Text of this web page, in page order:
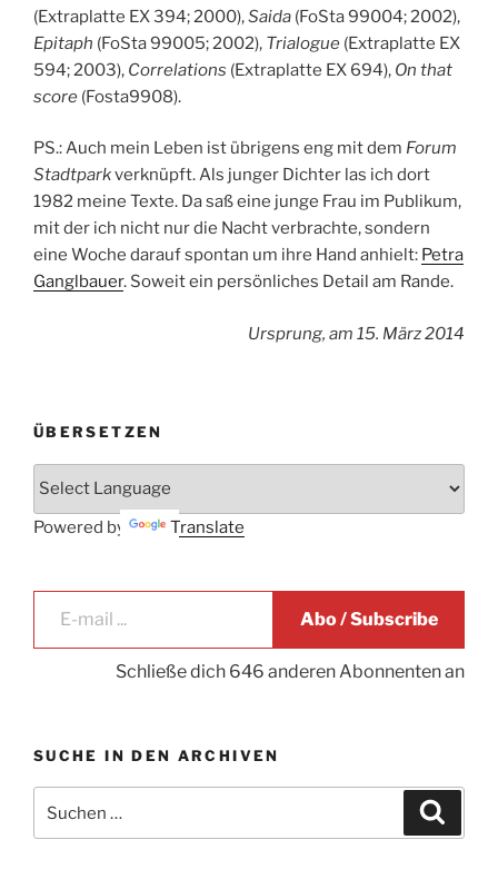
(Extraplatte EX 394; 2000),Saida (FoSta 99004; 2002),
Epitaph (FoSta 99005; 2002), Trialogue (Extraplatte EX
594; 2003), Correlations (Extraplatte EX 694), On that
score (Fosta9908).
PS.: Auch mein Leben ist übrigens eng mit dem Forum
Stadtparkverknüpft. Als junger Dichter las ich dort
1982 meine Texte. Da saß eine junge Frau im Publikum,
mit der ich nicht nur die Nacht verbrachte, sondern
eine Woche darauf spontan um ihre Hand anhielt: Petra
Ganglbauer. Soweit ein persönliches Detail am Rande.
Ursprung, am 15. März 2014
ÜBERSETZEN
Powered by Translate
E-mail ...
Abo / Subscribe
Schließe dich 646 anderen Abonnenten an
SUCHE IN DEN ARCHIVEN
nach: